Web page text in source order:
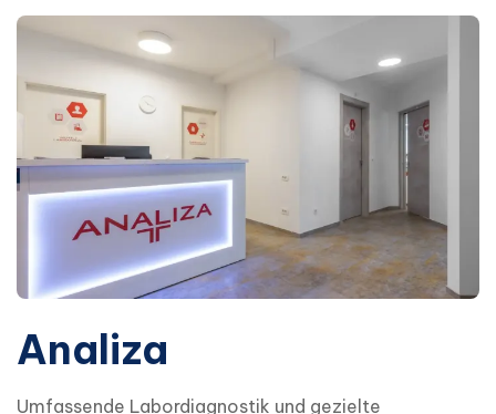
Analiza
Umfassende Labordiagnostik und gezielte